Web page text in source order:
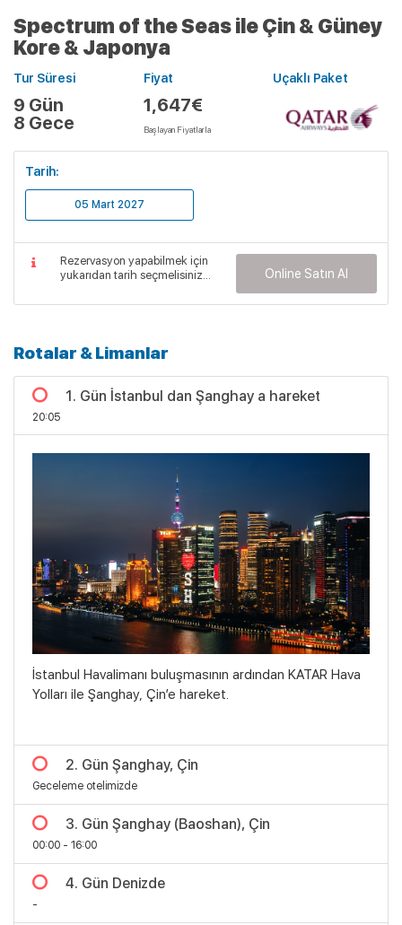
Spectrum of the Seas ile Çin & Güney
Kore & Japonya
Tur Süresi
9 Gün
8 Gece
Fiyat
1,647€
Başlayan Fiyatlarla
Uçaklı Paket
Tarih:
05 Mart 2027
Rezervasyon yapabilmek için
yukarıdan tarih seçmelisiniz...
Online Satın Al
Rotalar & Limanlar
1. Gün İstanbul dan Şanghay a hareket
20:05
İstanbul Havalimanı buluşmasının ardından KATAR Hava
Yolları ile Şanghay, Çin’e hareket.
2. Gün Şanghay, Çin
Geceleme otelimizde
3. Gün Şanghay (Baoshan), Çin
00:00 - 16:00
4. Gün Denizde
-